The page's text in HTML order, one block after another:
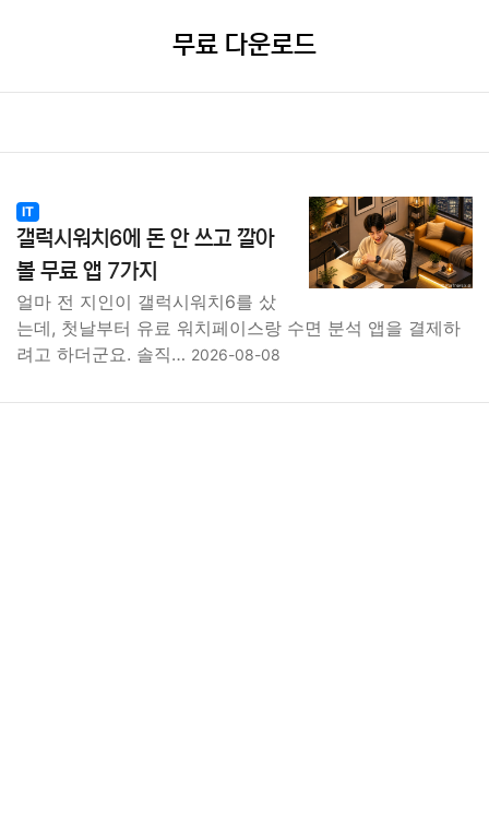
무료 다운로드
IT
갤럭시워치6에 돈 안 쓰고 깔아
볼 무료 앱 7가지
얼마 전 지인이 갤럭시워치6를 샀
는데, 첫날부터 유료 워치페이스랑 수면 분석 앱을 결제하
려고 하더군요. 솔직… 2026-08-08